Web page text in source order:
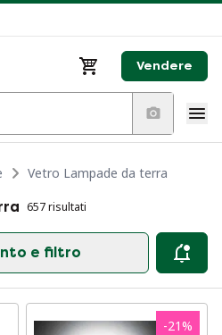
Vendere
Vetro Lampade da terra
657 risultati
e filtro
-21%